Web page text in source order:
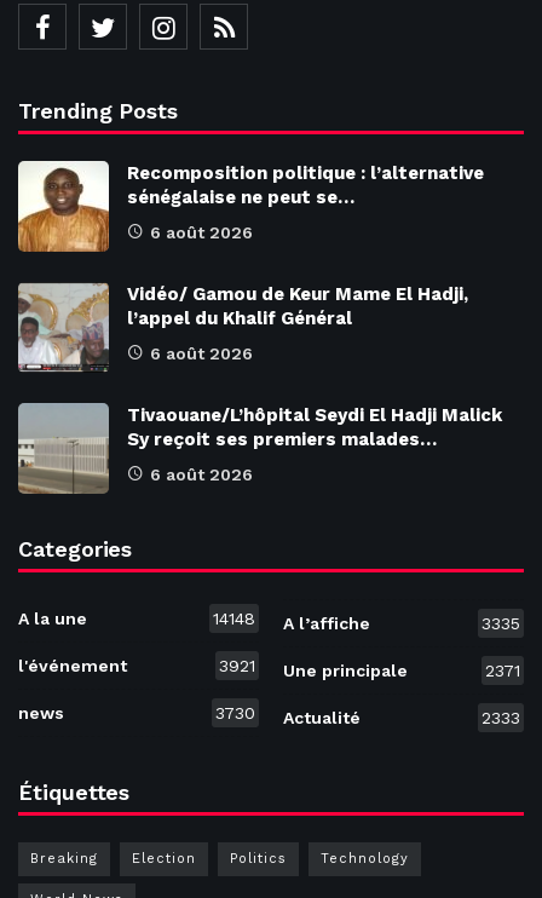
Trending Posts
Recomposition politique : l’alternative
sénégalaise ne peut se…
6 août 2026
Vidéo/ Gamou de Keur Mame El Hadji,
l’appel du Khalif Général
6 août 2026
Tivaouane/L’hôpital Seydi El Hadji Malick
Sy reçoit ses premiers malades…
6 août 2026
Categories
A la une 14148
l'événement 3921
news 3730
A l’affiche 3335
Une principale 2371
Actualité 2333
Étiquettes
Breaking Election Politics Technology